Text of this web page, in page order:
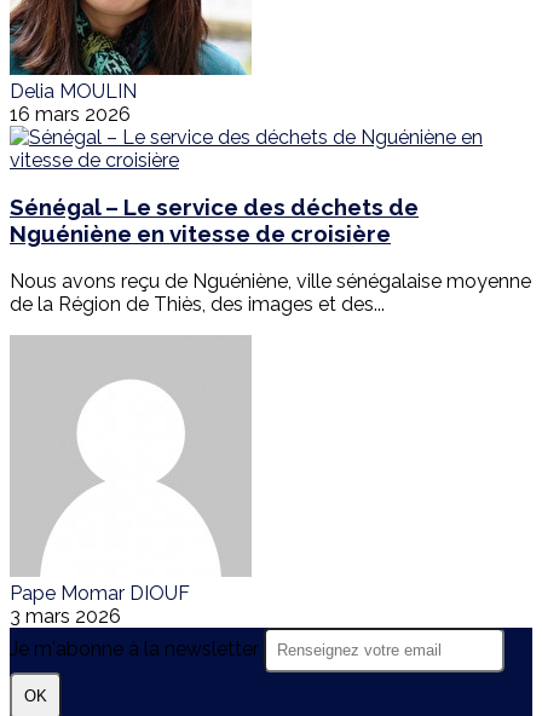
Delia MOULIN
16 mars 2026
Sénégal – Le service des déchets de
Nguéniène en vitesse de croisière
Nous avons reçu de Nguéniène, ville sénégalaise moyenne
de la Région de Thiès, des images et des...
Pape Momar DIOUF
3 mars 2026
Je m'abonne à la newsletter
OK